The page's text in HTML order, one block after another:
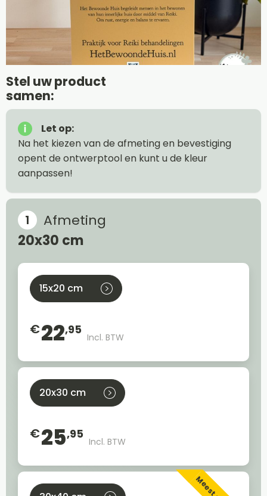
Stel uw product
samen:
Let op:
Na het kiezen van de afmeting en bevestiging
opent de ontwerptool en kunt u de kleur
aanpassen!
Afmeting
20x30 cm
15x20 cm
€22,95
Incl. BTW
20x30 cm
€25,95
Incl. BTW